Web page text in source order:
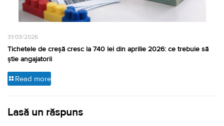
31/03/2026
Tichetele de creșă cresc la 740 lei din aprilie 2026: ce trebuie să
știe angajatorii
Read more
Lasă un răspuns